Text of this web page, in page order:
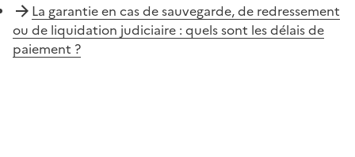
La garantie en cas de sauvegarde, de redressement
ou de liquidation judiciaire : quels sont les délais de
paiement ?